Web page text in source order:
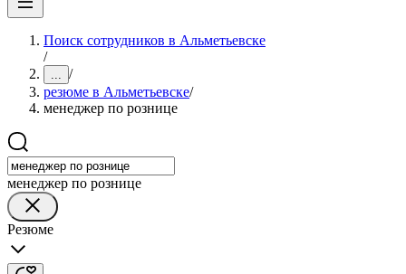
Поиск сотрудников в Альметьевске
/
... /
резюме в Альметьевске/
менеджер по рознице
менеджер по рознице
Резюме